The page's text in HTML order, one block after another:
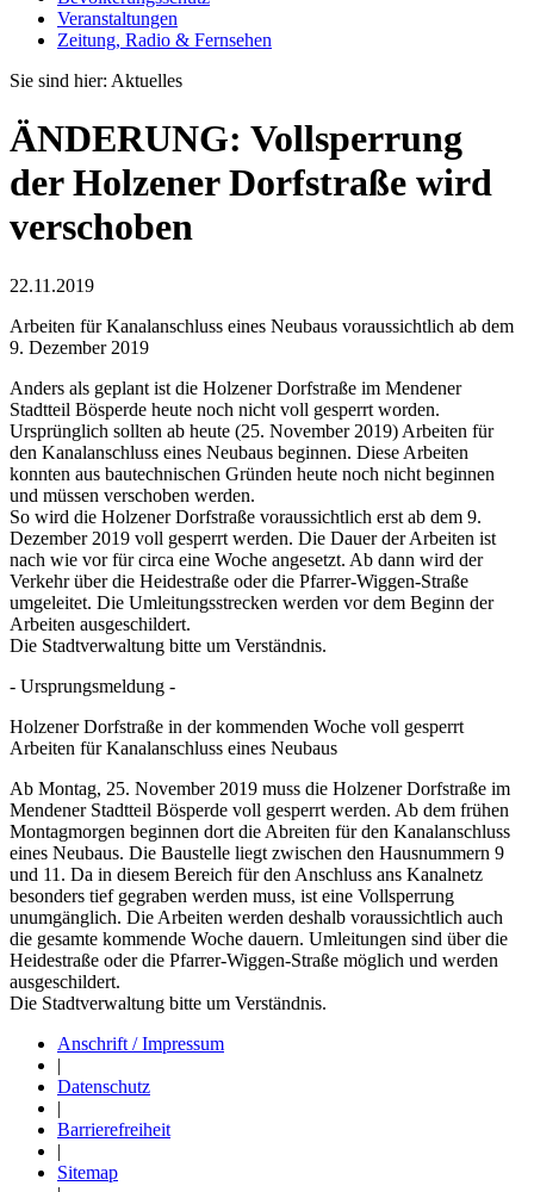
Veranstaltungen
Zeitung, Radio & Fernsehen
Sie sind hier: Aktuelles
ÄNDERUNG: Vollsperrung
der Holzener Dorfstraße wird
verschoben
22.11.2019
Arbeiten für Kanalanschluss eines Neubaus voraussichtlich ab dem
9. Dezember 2019
Anders als geplant ist die Holzener Dorfstraße im Mendener
Stadtteil Bösperde heute noch nicht voll gesperrt worden.
Ursprünglich sollten ab heute (25. November 2019) Arbeiten für
den Kanalanschluss eines Neubaus beginnen. Diese Arbeiten
konnten aus bautechnischen Gründen heute noch nicht beginnen
und müssen verschoben werden.
So wird die Holzener Dorfstraße voraussichtlich erst ab dem 9.
Dezember 2019 voll gesperrt werden. Die Dauer der Arbeiten ist
nach wie vor für circa eine Woche angesetzt. Ab dann wird der
Verkehr über die Heidestraße oder die Pfarrer-Wiggen-Straße
umgeleitet. Die Umleitungsstrecken werden vor dem Beginn der
Arbeiten ausgeschildert.
Die Stadtverwaltung bitte um Verständnis.
- Ursprungsmeldung -
Holzener Dorfstraße in der kommenden Woche voll gesperrt
Arbeiten für Kanalanschluss eines Neubaus
Ab Montag, 25. November 2019 muss die Holzener Dorfstraße im
Mendener Stadtteil Bösperde voll gesperrt werden. Ab dem frühen
Montagmorgen beginnen dort die Abreiten für den Kanalanschluss
eines Neubaus. Die Baustelle liegt zwischen den Hausnummern 9
und 11. Da in diesem Bereich für den Anschluss ans Kanalnetz
besonders tief gegraben werden muss, ist eine Vollsperrung
unumgänglich. Die Arbeiten werden deshalb voraussichtlich auch
die gesamte kommende Woche dauern. Umleitungen sind über die
Heidestraße oder die Pfarrer-Wiggen-Straße möglich und werden
ausgeschildert.
Die Stadtverwaltung bitte um Verständnis.
Anschrift / Impressum
|
Datenschutz
|
Barrierefreiheit
|
Sitemap